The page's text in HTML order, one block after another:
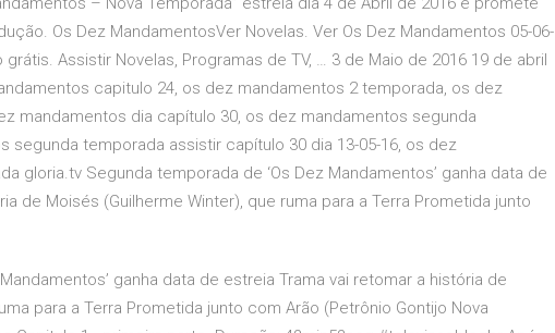
Os Dez MandamentosVer Novelas. Ver Os Dez Mandamentos 05-06-
Assistir Novelas, Programas de TV, … 3 de Maio de 2016 19 de abril
capitulo 24, os dez mandamentos 2 temporada, os dez
mandamentos dia capítulo 30, os dez mandamentos segunda
segunda temporada assistir capítulo 30 dia 13-05-16, os dez
gloria.tv Segunda temporada de ‘Os Dez Mandamentos’ ganha data de
de Moisés (Guilherme Winter), que ruma para a Terra Prometida junto
ganha data de estreia Trama vai retomar a história de
para a Terra Prometida junto com Arão (Petrônio Gontijo Nova